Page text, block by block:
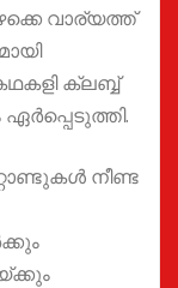
വാര്യത്ത്
ക്ലബ്ബ്
നീണ്ട